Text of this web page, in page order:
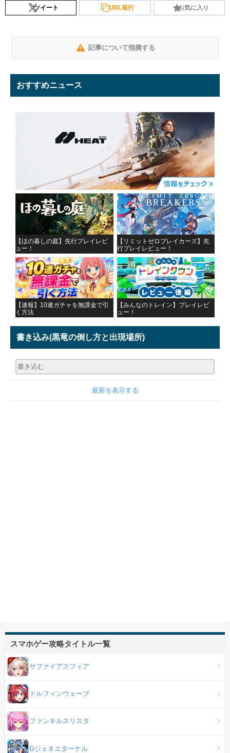
ツイート URL発行 お気に入り
記事について指摘する
おすすめニュース
【ほの暮しの庭】先行プレイレビ
ュー！
【リミットゼロブレイカーズ】先
行プレイレビュー！
【速報】10連ガチャを無課金で引
く方法
【みんなのトレイン】プレイレビ
ュー！
書き込み(黒竜の倒し方と出現場所)
最新を表示する
スマホゲー攻略タイトル一覧
サファイアスフィア
ドルフィンウェーブ
ファンキルスリスタ
Gジェネエターナル